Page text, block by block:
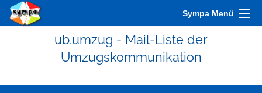
Sympa Menü
ub.umzug - Mail-Liste der
Umzugskommunikation